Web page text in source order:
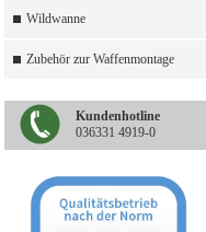
Wildwanne
Zubehör zur Waffenmontage
Kundenhotline
036331 4919-0